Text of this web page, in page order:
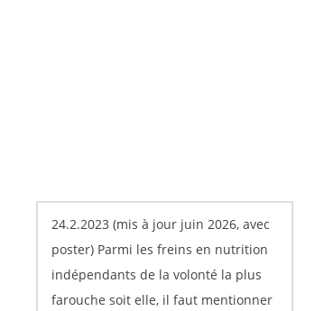
24.2.2023 (mis à jour juin 2026, avec
poster) Parmi les freins en nutrition
indépendants de la volonté la plus
farouche soit elle, il faut mentionner